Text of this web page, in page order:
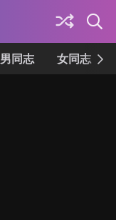
男同志 女同志